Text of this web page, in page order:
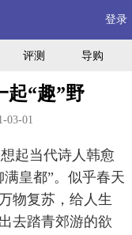
登录
评测 导购
起“趣”野
03-01
起当代诗人韩愈
皇都”。似乎春天
物复苏，给人生
去踏青郊游的欲